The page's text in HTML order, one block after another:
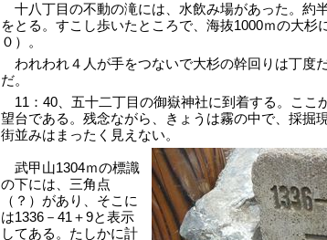
十八丁目の不動の滝には、水飲み場があった。約
をとる。すこし歩いたところで、海抜1000ｍの大杉
０）。
われわれ４人が手をつないで大杉の幹回りは丁度
だ。
11：40、五十二丁目の御嶽神社に到着する。ここ
望台である。残念ながら、きょうは霧の中で、採掘
街並みはまったく見えない。
武甲山1304ｍの標識
の下には、三角点
（？）があり、そこに
は1336－41＋9と表示
してある。たしかに計